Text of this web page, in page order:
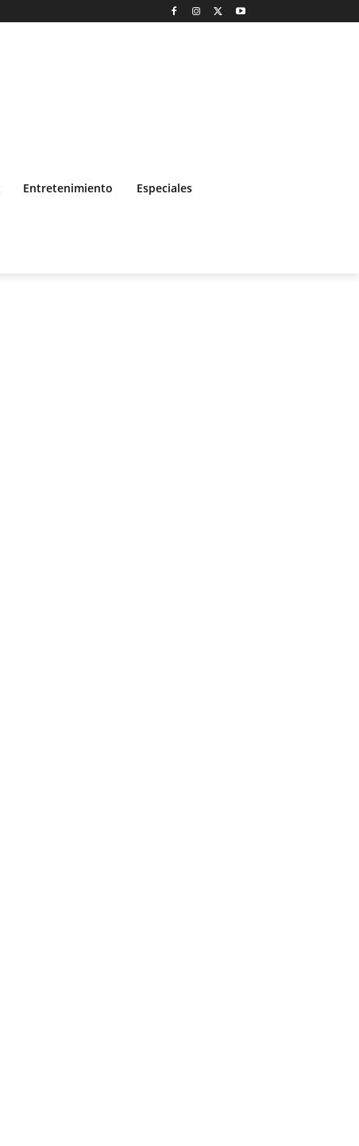
Entretenimiento Especiales